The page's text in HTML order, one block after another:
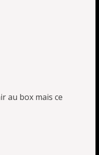
au box mais ce